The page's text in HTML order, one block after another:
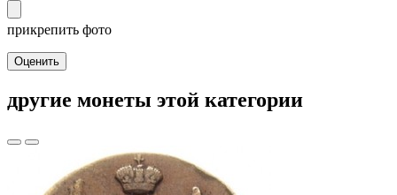
прикрепить фото
Оценить
другие монеты этой категории